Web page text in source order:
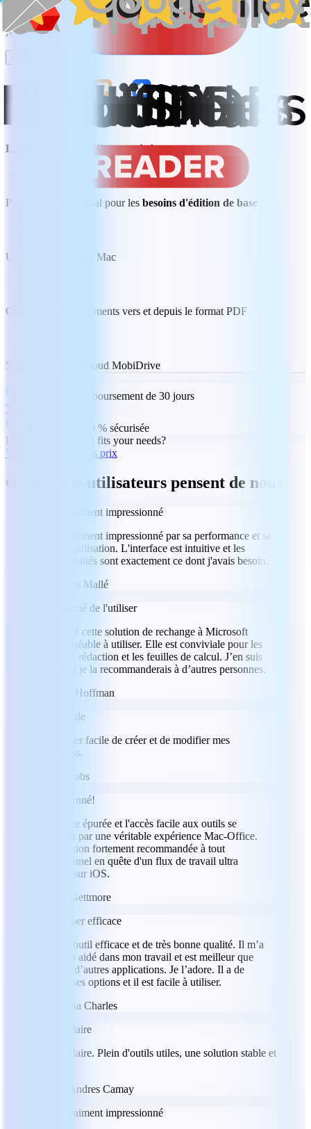
140,99 CA$
Achat unique
Limité à un seul ordinateur de bureau
Paiement unique idéal pour les besoins d'édition de base
Utilisable sur PC ou Mac
Conversion de documents vers et depuis le format PDF
5 Go de stockage cloud MobiDrive
Garantie de remboursement de 30 jours
Trustpilot
Transaction 100 % sécurisée
Don't see a plan that fits your needs?
Voir les forfaits et les prix
Ce que nos utilisateurs pensent de nous
Je suis vraiment impressionné
Je suis vraiment impressionné par sa performance et sa
facilité d'utilisation. L'interface est intuitive et les
fonctionnalités sont exactement ce dont j'avais besoin.
Labass Mallé
J'ai apprécié de l'utiliser
J’ai trouvé cette solution de rechange à Microsoft
Office agréable à utiliser. Elle est conviviale pour les
projets de rédaction et les feuilles de calcul. J’en suis
satisfait et je la recommanderais à d’autres personnes.
Ryan Hoffman
Super facile
C’est super facile de créer et de modifier mes
documents.
Jeff Jacobs
Impressionné!
L'interface épurée et l'accès facile aux outils se
traduisent par une véritable expérience Mac-Office.
Une solution fortement recommandée à tout
professionnel en quête d'un flux de travail ultra
simplifié sur iOS.
Paul Gettmore
Appli super efficace
C’est un outil efficace et de très bonne qualité. Il m’a
beaucoup aidé dans mon travail et est meilleur que
Word ou d’autres applications. Je l’adore. Il a de
nombreuses options et il est facile à utiliser.
Milena Charles
Spectaculaire
Spectaculaire. Plein d'outils utiles, une solution stable et
Julio Andres Camay
Je suis vraiment impressionné